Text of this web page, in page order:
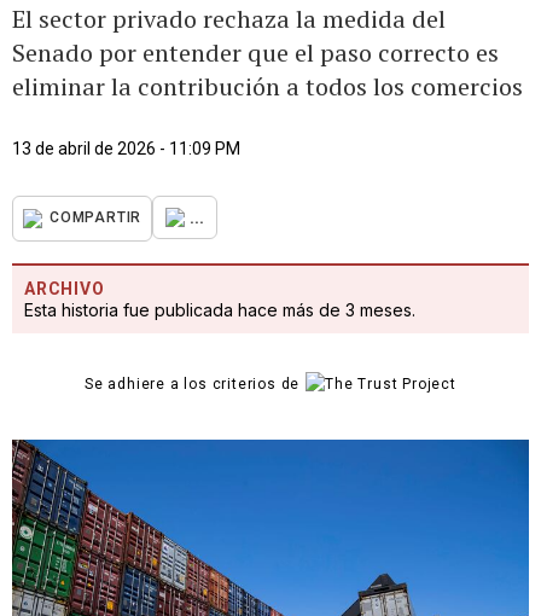
El sector privado rechaza la medida del
Senado por entender que el paso correcto es
eliminar la contribución a todos los comercios
13 de abril de 2026 - 11:09 PM
COMPARTIR ...
ARCHIVO
Esta historia fue publicada hace más de 3 meses.
Se adhiere a los criterios de